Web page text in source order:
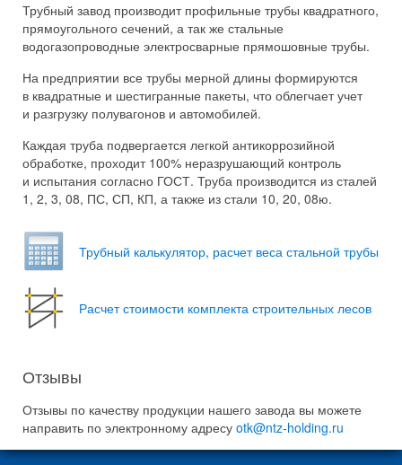
Трубный завод производит профильные трубы квадратного,
прямоугольного сечений, а так же стальные
водогазопроводные электросварные прямошовные трубы.
На предприятии все трубы мерной длины формируются
в квадратные и шестигранные пакеты, что облегчает учет
и разгрузку полувагонов и автомобилей.
Каждая труба подвергается легкой антикоррозийной
обработке, проходит 100% неразрушающий контроль
и испытания согласно ГОСТ. Труба производится из сталей
1, 2, 3, 08, ПС, СП, КП, а также из стали 10, 20, 08ю.
Трубный каль­ку­лятор, рас­чет веса сталь­ной трубы
Расчет стоимости комплекта строительных лесов
Отзывы
Отзывы по качеству продукции нашего завода вы можете
направить по электронному адресу otk@ntz-holding.ru